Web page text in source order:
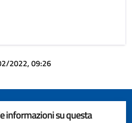
2022, 09:26
informazioni su questa